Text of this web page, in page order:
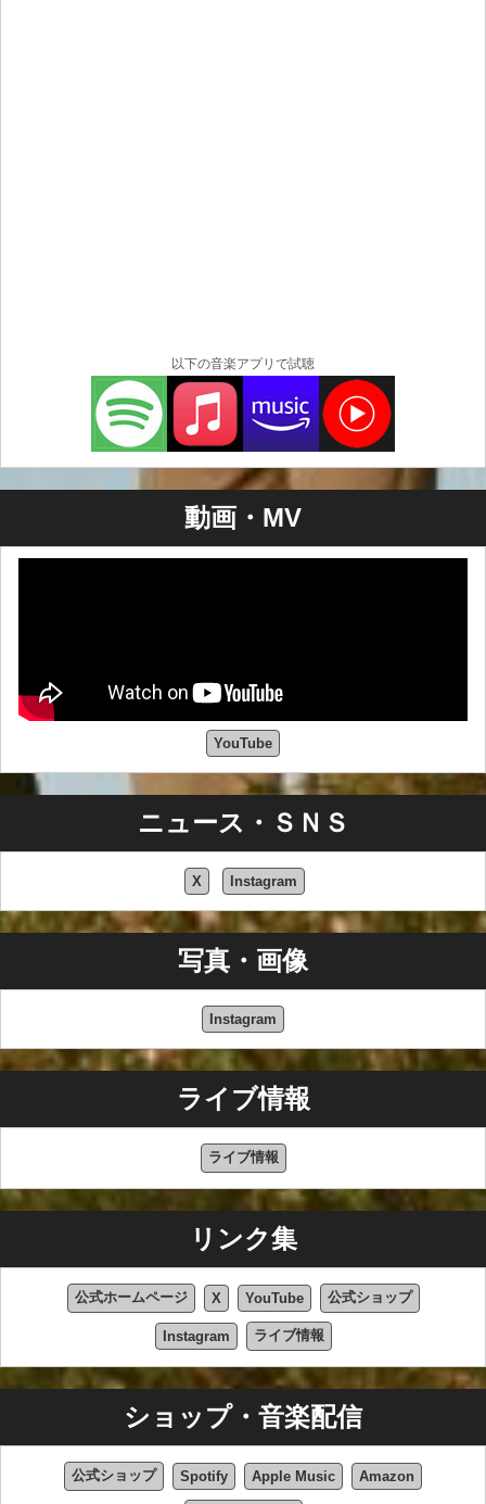
以下の音楽アプリで試聴
動画・MV
YouTube
ニュース・ＳＮＳ
X Instagram
写真・画像
Instagram
ライブ情報
ライブ情報
リンク集
公式ホームページ X YouTube 公式ショップ
Instagram ライブ情報
ショップ・音楽配信
公式ショップ Spotify Apple Music Amazon